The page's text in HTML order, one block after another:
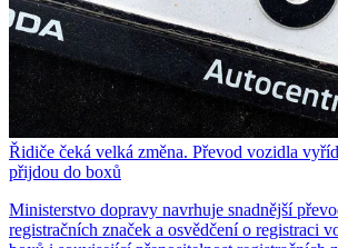
Řidiče čeká velká změna. Převod vozidla
přijdou do boxů
Ministerstvo dopravy navrhuje snadnější
registračních značek a osvědčení o registraci